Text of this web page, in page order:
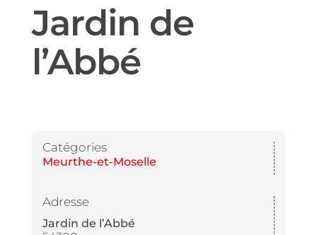
Jardin de
l’Abbé
Catégories
Meurthe-et-Moselle
Adresse
Jardin de l’Abbé